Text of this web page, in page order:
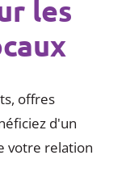
les
offres
d'un
votre relation